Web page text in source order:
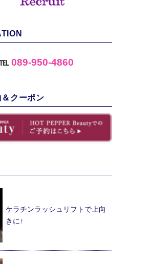
089-950-4860
クーポン
ケラチンラッシュリフトで上向
きに↑